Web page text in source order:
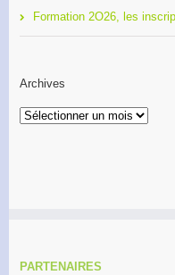
Formation 2O26, les
Archives
Archives
PARTENAIRES